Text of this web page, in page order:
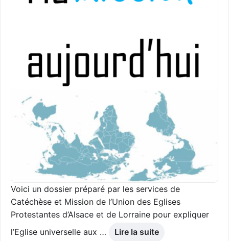
Voici un dossier préparé par les services de
Catéchèse et Mission de l’Union des Eglises
Protestantes d’Alsace et de Lorraine pour expliquer
l’Eglise universelle aux …
Lire la suite